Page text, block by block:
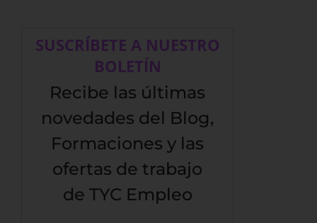
SUSCRÍBETE A NUESTRO
BOLETÍN
Recibe las últimas
novedades del Blog,
Formaciones y las
ofertas de trabajo
de TYC Empleo